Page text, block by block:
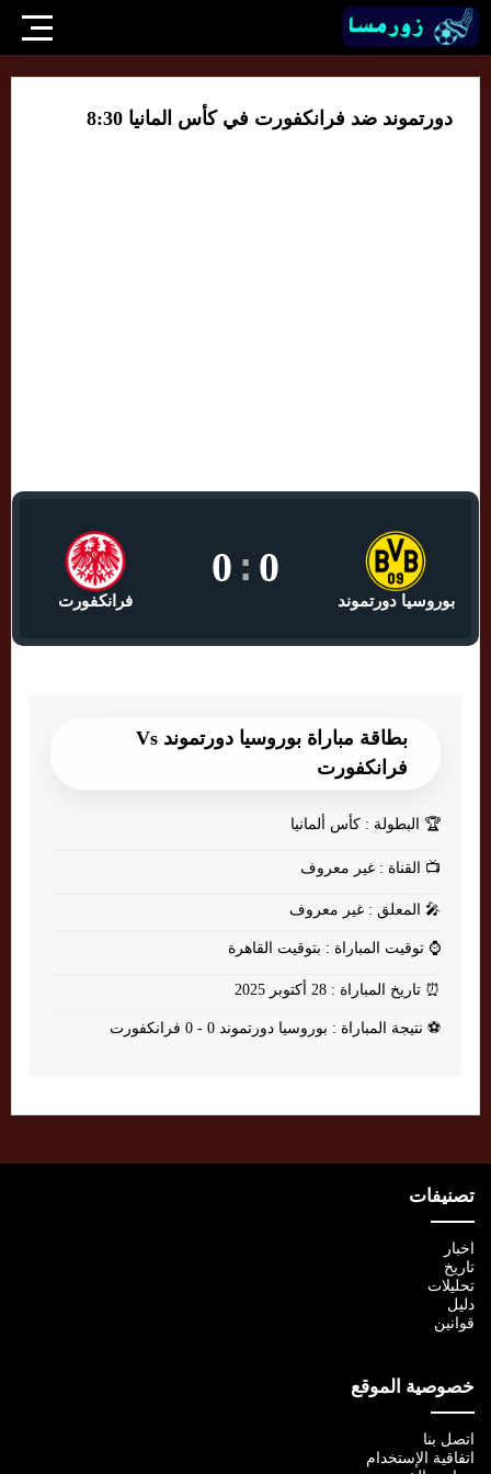
دورتموند ضد فرانكفورت في كأس المانيا 8:30
بوروسيا دورتموند
0
:
0
فرانكفورت
بطاقة مباراة بوروسيا دورتموند Vs
فرانكفورت
🏆 البطولة : كأس ألمانيا
📺 القناة : غير معروف
🎤 المعلق : غير معروف
⌚ توقيت المباراة : بتوقيت القاهرة
⏰ تاريخ المباراة : 28 أكتوبر 2025
⚽ نتيجة المباراة : بوروسيا دورتموند 0 - 0 فرانكفورت
تصنيفات
اخبار
تاريخ
تحليلات
دليل
قوانين
خصوصية الموقع
اتصل بنا
اتفاقية الإستخدام